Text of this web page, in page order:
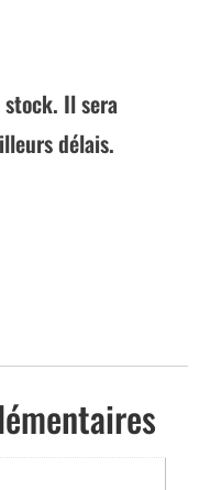
Il sera
délais.